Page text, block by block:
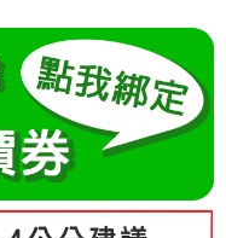
／台灣大直營門市／銀行轉
下簡稱本公司）所提供，讓
並由商店將買賣／分期付款
單繳交帳款。
係目的，商店將以您的個人
跳轉至「AFTEE先享後付」
成結帳。
的連結，可透過四大超商／
交易完成。
若您需要取消訂單，請聯絡
為有效，需透過AFTEE先享
帳頁面顯示為準，若有關於
，請聯繫「AFTEE先享後付